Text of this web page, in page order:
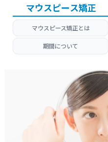
マウスピース矯正
マウスピース矯正とは
期間について